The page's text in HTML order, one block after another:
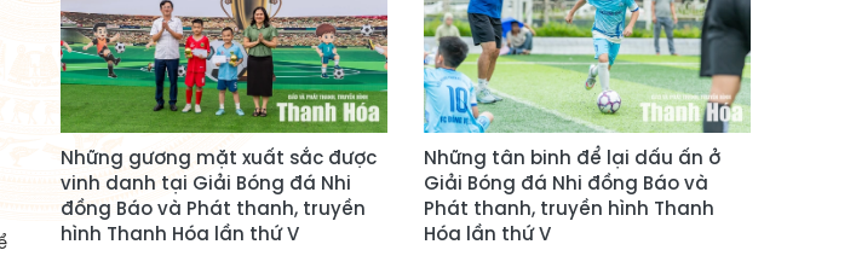
Những gương mặt xuất sắc được
vinh danh tại Giải Bóng đá Nhi
đồng Báo và Phát thanh, truyền
hình Thanh Hóa lần thứ V
Những tân binh để lại dấu ấn ở
Giải Bóng đá Nhi đồng Báo và
Phát thanh, truyền hình Thanh
Hóa lần thứ V